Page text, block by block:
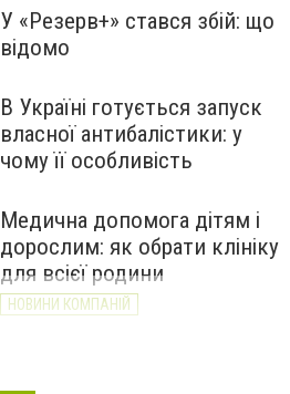
У «Резерв+» стався збій: що
відомо
В Україні готується запуск
власної антибалістики: у
чому її особливість
Медична допомога дітям і
дорослим: як обрати клініку
для всієї родини
НОВИНИ КОМПАНІЙ